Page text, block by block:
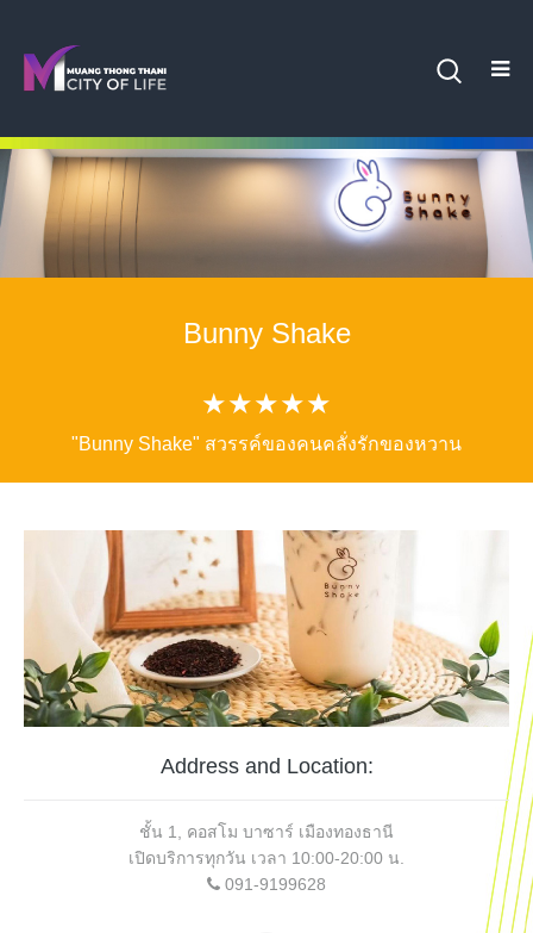
Bunny Shake
★★★★★
"Bunny Shake" สวรรค์ของคนคลั่งรักของหวาน
Address and Location:
ชั้น 1, คอสโม บาซาร์ เมืองทองธานี
เปิดบริการทุกวัน เวลา 10:00-20:00 น.
091-9199628